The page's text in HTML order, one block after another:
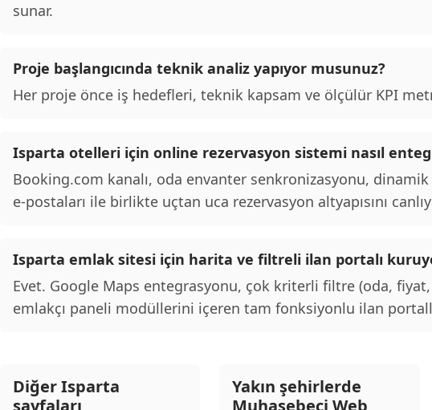
sunar.
Proje başlangıcında teknik analiz yapıyor musunuz?
Her proje önce iş hedefleri, teknik kapsam ve ölçülür KPI
Isparta otelleri için online rezervasyon sistemi nasıl
Booking.com kanalı, oda envanter senkronizasyonu,
e-postaları ile birlikte uçtan uca rezervasyon altyapısını
Isparta emlak sitesi için harita ve filtreli ilan portalı
Evet. Google Maps entegrasyonu, çok kriterli filtre (oda,
emlakçı paneli modüllerini içeren tam fonksiyonlu ilan
Diğer Isparta
Yakın şehirlerde